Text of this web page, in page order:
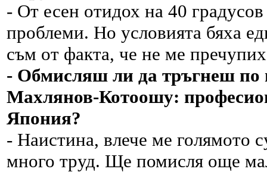
- От есен отидох на 40
проблеми. Но условията бяха
съм от факта, че не ме
- Обмисляш ли да тръгнеш по
Махлянов-Котоошу:
Япония?
- Наистина, влече ме голямото
много труд. Ще помисля още